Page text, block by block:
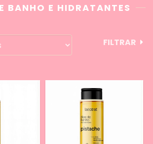
BANHO E HIDRATANTES
FILTRAR